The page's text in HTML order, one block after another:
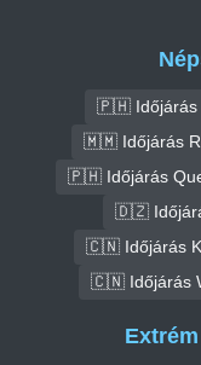
🇵🇭 Időjárás
🇲🇲 Időjárás
🇵🇭 Időjárás
🇩🇿
🇨🇳 Időjárás
🇨🇳 Időjárás